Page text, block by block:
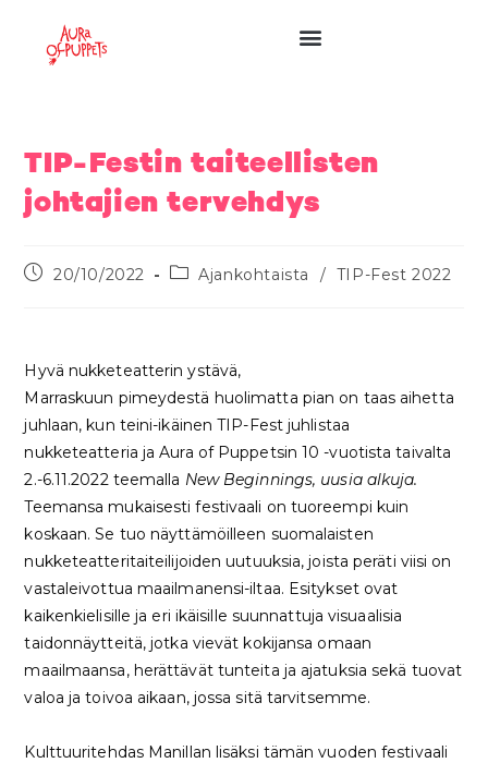
TIP-Festin taiteellisten
johtajien tervehdys
20/10/2022 Ajankohtaista / TIP-Fest 2022
Hyvä nukketeatterin ystävä,
Marraskuun pimeydestä huolimatta pian on taas aihetta
juhlaan, kun teini-ikäinen TIP-Fest juhlistaa
nukketeatteria ja Aura of Puppetsin 10 -vuotista taivalta
2.-6.11.2022 teemalla New Beginnings, uusia alkuja.
Teemansa mukaisesti festivaali on tuoreempi kuin
koskaan. Se tuo näyttämöilleen suomalaisten
nukketeatteritaiteilijoiden uutuuksia, joista peräti viisi on
vastaleivottua maailmanensi-iltaa. Esitykset ovat
kaikenkielisille ja eri ikäisille suunnattuja visuaalisia
taidonnäytteitä, jotka vievät kokijansa omaan
maailmaansa, herättävät tunteita ja ajatuksia sekä tuovat
valoa ja toivoa aikaan, jossa sitä tarvitsemme.
Kulttuuritehdas Manillan lisäksi tämän vuoden festivaali